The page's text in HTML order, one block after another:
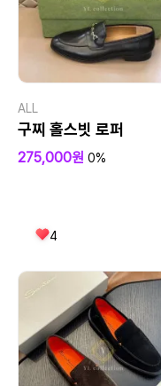
ALL
구찌 홀스빗 로퍼
275,000원 0%
4